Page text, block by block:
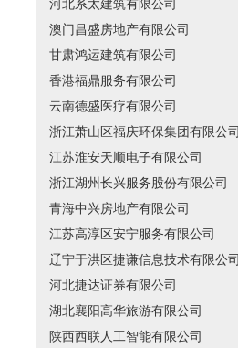
河北系太建筑有限公司
澳门昌盛房地产有限公司
甘肃鸿运建筑有限公司
香港福鼎服务有限公司
云南德盛医疗有限公司
浙江萧山区福庆环保集团有限公司
江苏淮安天顺电子有限公司
浙江湖州长兴服务股份有限公司
青海中兴房地产有限公司
江苏高淳区安宁服务有限公司
辽宁于洪区捷谦信息技术有限公司
河北捷达证券有限公司
湖北襄阳高华旅游有限公司
陕西西联人工智能有限公司